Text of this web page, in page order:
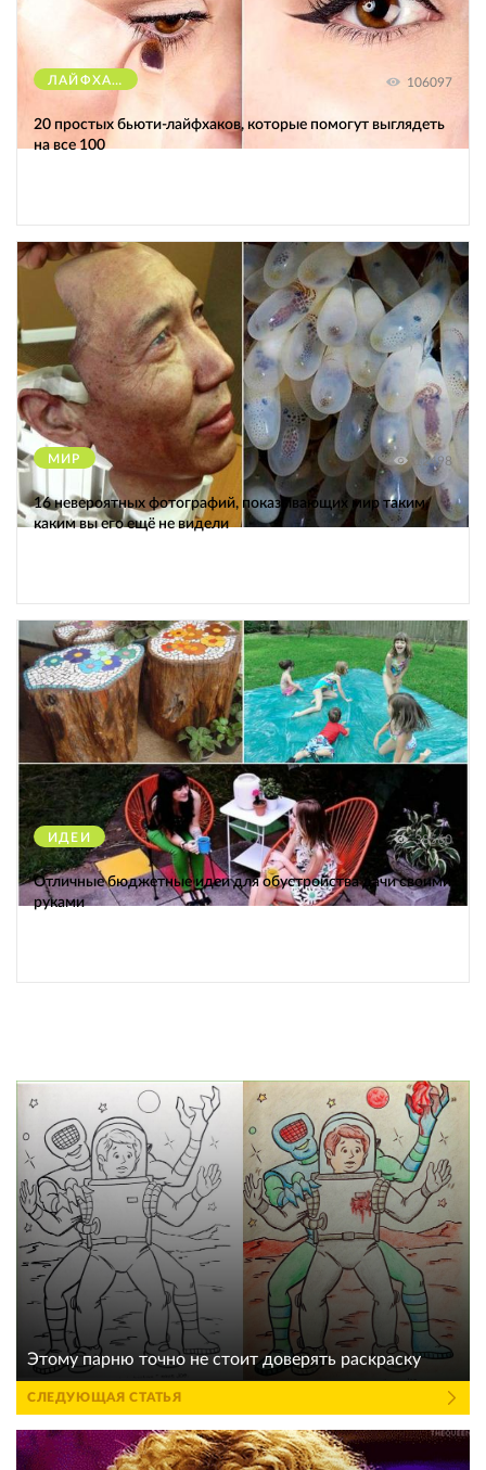
ЛАЙФХАКИ 106097
20 простых бьюти-лайфхаков, которые помогут выглядеть
на все 100
МИР 12498
16 невероятных фотографий, показывающих мир таким,
каким вы его ещё не видели
ИДЕИ 38560
Отличные бюджетные идеи для обустройства дачи своими
руками
Этому парню точно не стоит доверять раскраску
СЛЕДУЮЩАЯ СТАТЬЯ